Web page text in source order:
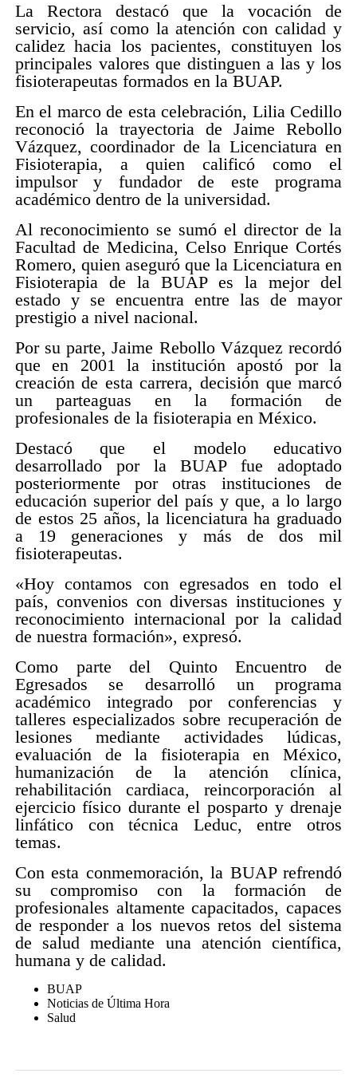
La Rectora destacó que la vocación de
servicio, así como la atención con calidad y
calidez hacia los pacientes, constituyen los
principales valores que distinguen a las y los
fisioterapeutas formados en la BUAP.
En el marco de esta celebración, Lilia Cedillo
reconoció la trayectoria de Jaime Rebollo
Vázquez, coordinador de la Licenciatura en
Fisioterapia, a quien calificó como el
impulsor y fundador de este programa
académico dentro de la universidad.
Al reconocimiento se sumó el director de la
Facultad de Medicina, Celso Enrique Cortés
Romero, quien aseguró que la Licenciatura en
Fisioterapia de la BUAP es la mejor del
estado y se encuentra entre las de mayor
prestigio a nivel nacional.
Por su parte, Jaime Rebollo Vázquez recordó
que en 2001 la institución apostó por la
creación de esta carrera, decisión que marcó
un parteaguas en la formación de
profesionales de la fisioterapia en México.
Destacó que el modelo educativo
desarrollado por la BUAP fue adoptado
posteriormente por otras instituciones de
educación superior del país y que, a lo largo
de estos 25 años, la licenciatura ha graduado
a 19 generaciones y más de dos mil
fisioterapeutas.
«Hoy contamos con egresados en todo el
país, convenios con diversas instituciones y
reconocimiento internacional por la calidad
de nuestra formación», expresó.
Como parte del Quinto Encuentro de
Egresados se desarrolló un programa
académico integrado por conferencias y
talleres especializados sobre recuperación de
lesiones mediante actividades lúdicas,
evaluación de la fisioterapia en México,
humanización de la atención clínica,
rehabilitación cardiaca, reincorporación al
ejercicio físico durante el posparto y drenaje
linfático con técnica Leduc, entre otros
temas.
Con esta conmemoración, la BUAP refrendó
su compromiso con la formación de
profesionales altamente capacitados, capaces
de responder a los nuevos retos del sistema
de salud mediante una atención científica,
humana y de calidad.
BUAP
Noticias de Última Hora
Salud